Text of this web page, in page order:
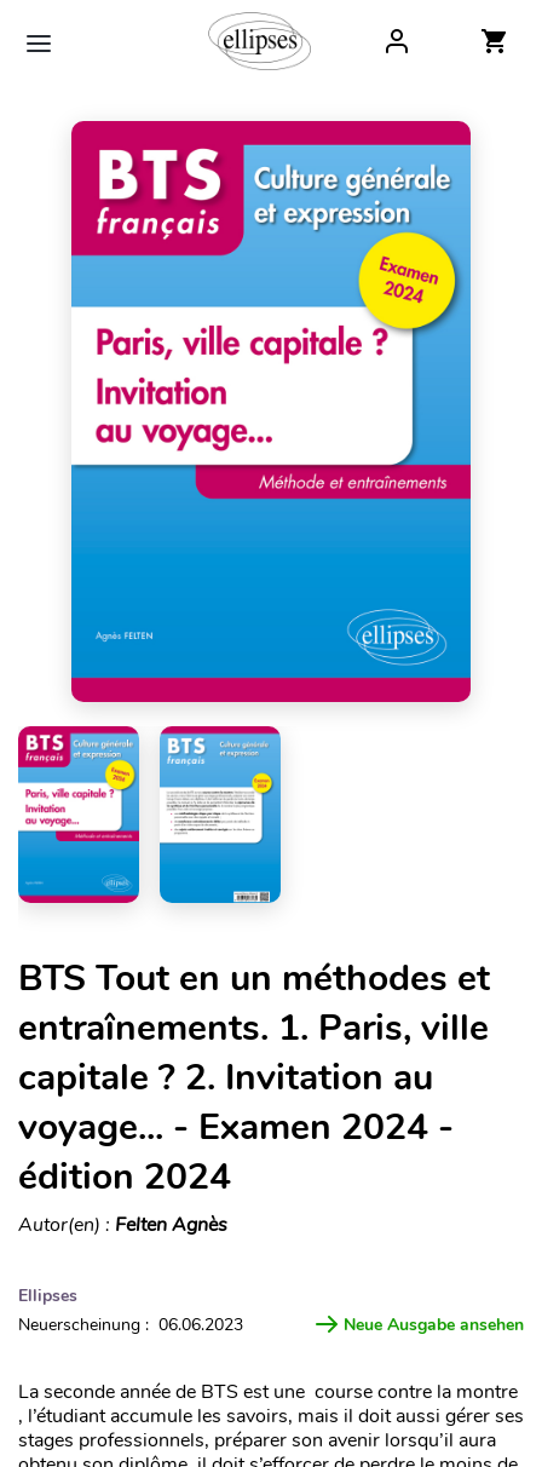
BTS Tout en un méthodes et
entraînements. 1. Paris, ville
capitale ? 2. Invitation au
voyage... - Examen 2024 -
édition 2024
Autor(en) : Felten Agnès
Ellipses
Neuerscheinung : 06.06.2023
Neue Ausgabe ansehen
La seconde année de BTS est une course contre la montre
, l’étudiant accumule les savoirs, mais il doit aussi gérer ses
stages professionnels, préparer son avenir lorsqu’il aura